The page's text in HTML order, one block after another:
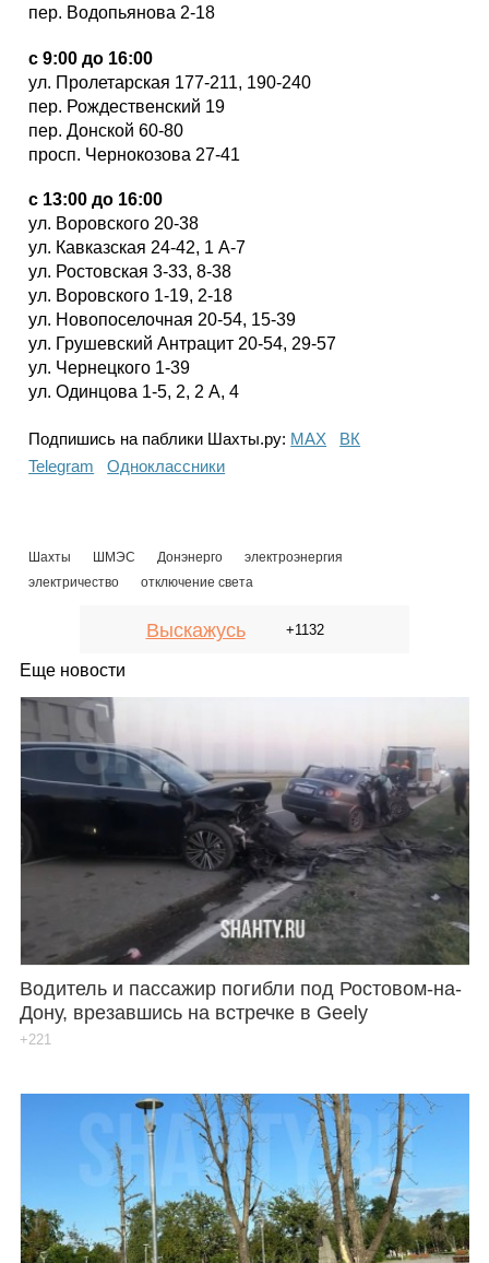
пер. Водопьянова 2-18
с 9:00 до 16:00
ул. Пролетарская 177-211, 190-240
пер. Рождественский 19
пер. Донской 60-80
просп. Чернокозова 27-41
с 13:00 до 16:00
ул. Воровского 20-38
ул. Кавказская 24-42, 1 А-7
ул. Ростовская 3-33, 8-38
ул. Воровского 1-19, 2-18
ул. Новопоселочная 20-54, 15-39
ул. Грушевский Антрацит 20-54, 29-57
ул. Чернецкого 1-39
ул. Одинцова 1-5, 2, 2 А, 4
Подпишись на паблики Шахты.ру: МАХ
ВК
Telegram
Одноклассники
Шахты ШМЭС Донэнерго
электроэнергия
электричество
отключение света
Выскажусь +1132
Еще новости
Водитель и пассажир погибли под Ростовом-на-
Дону, врезавшись на встречке в Geely
+221